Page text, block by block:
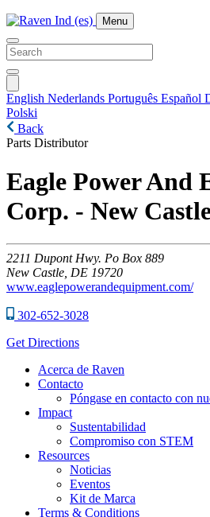
Menu
English Nederlands Português Español
Polski
Back
Parts Distributor
Eagle Power And
Corp. - New
2211 Dupont Hwy. Po Box 889
New Castle, DE 19720
www.eaglepowerandequipment.com/
302-652-3028
Get Directions
Acerca de Raven
Contacto
Póngase en contacto con
Impact
Sustentabilidad
Compromiso con STEM
Resources
Noticias
Eventos
Kit de Marca
Terms & Conditions